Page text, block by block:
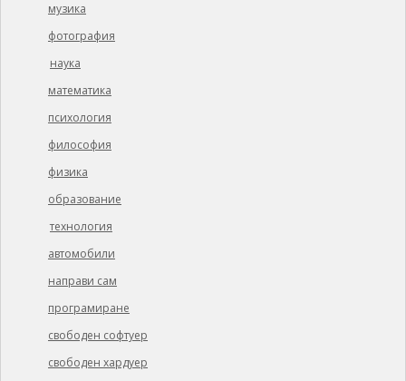
музика
фотография
наука
математика
психология
философия
физика
образование
технология
автомобили
направи сам
програмиране
свободен софтуер
свободен хардуер